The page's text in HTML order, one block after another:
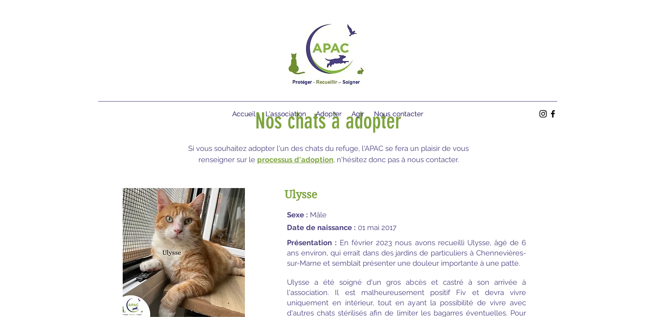
Accueil L'association Adopter Agir Nous contacter
Accueil L'association Adopter Agir Nous contacter
Nos chats à adopter
Si vous souhaitez adopter l'un des chats du refuge, l'APAC se fera un plaisir de vous
renseigner sur le processus d'adoption, n'hésitez donc pas à nous contacter.
Ulysse
Sexe : Mâle
Date de naissance : 01 mai 2017
Présentation : En février 2023 nous avons recueilli Ulysse, âgé de 6
ans environ, qui errait dans des jardins de particuliers à Chennevières-
sur-Marne et semblait présenter une douleur importante à une patte.
Ulysse a été soigné d'un gros abcès et castré à son arrivée à
l'association. Il est malheureusement positif Fiv et devra vivre
uniquement en intérieur, tout en ayant la possibilité de vivre avec
d'autres chats stérilisés afin de limiter les bagarres éventuelles. Pour